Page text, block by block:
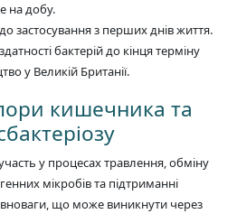
на добу.
застосування з перших днів життя.
бактерій до кінця терміну
у Великій Британії.
кишечника та
у процесах травлення, обміну
мікробів та підтриманні
що може виникнути через